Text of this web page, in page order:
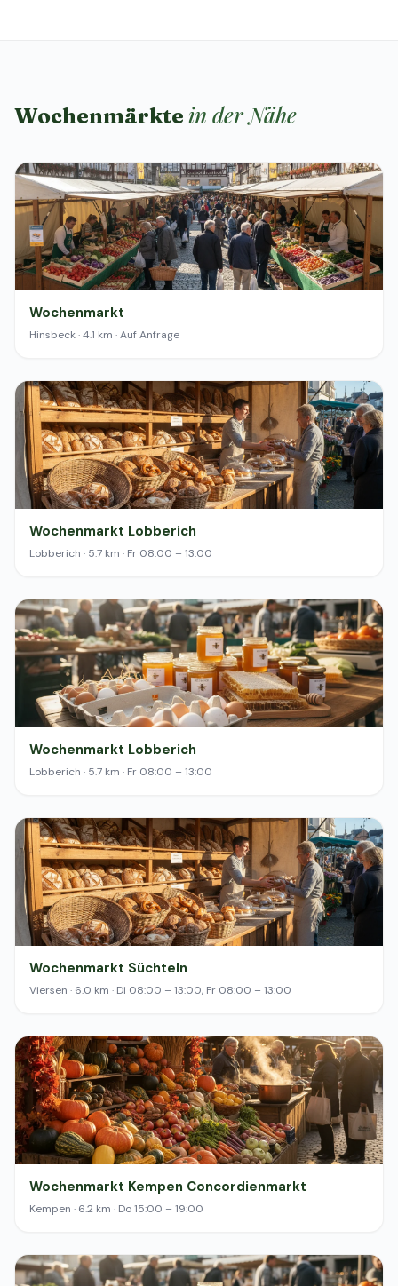
Wochenmärkte in der Nähe
Wochenmarkt
Hinsbeck · 4.1 km · Auf Anfrage
Wochenmarkt Lobberich
Lobberich · 5.7 km · Fr 08:00 – 13:00
Wochenmarkt Lobberich
Lobberich · 5.7 km · Fr 08:00 – 13:00
Wochenmarkt Süchteln
Viersen · 6.0 km · Di 08:00 – 13:00, Fr 08:00 – 13:00
Wochenmarkt Kempen Concordienmarkt
Kempen · 6.2 km · Do 15:00 – 19:00